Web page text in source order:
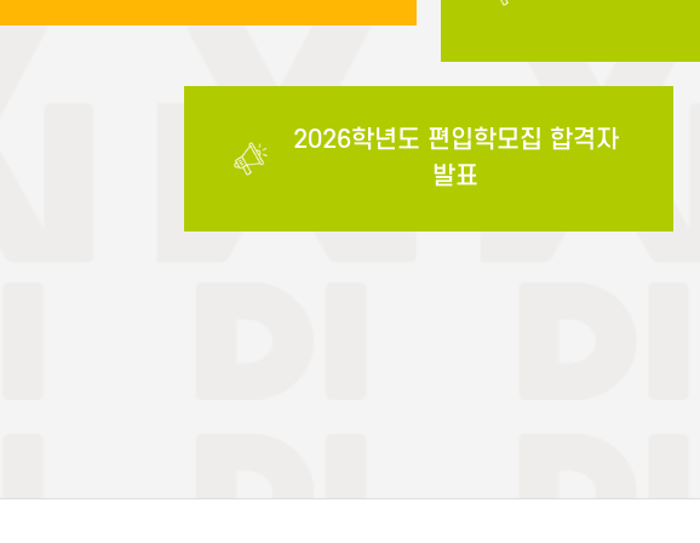
2026학년도 편입학모집 합격자
발표